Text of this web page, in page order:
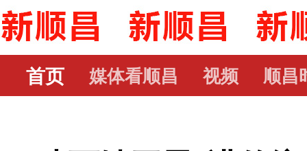
首页 媒体看顺昌 视频 顺昌